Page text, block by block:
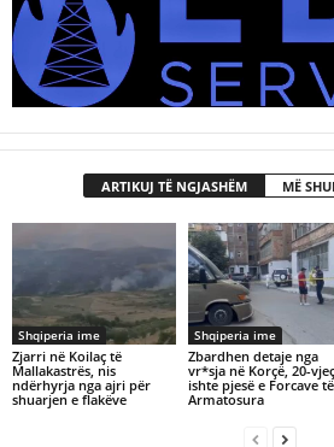
ARTIKUJ TË NGJASHËM MË
Shqiperia ime
Zjarri në Koilaç të
Mallakastrës, nis
ndërhyrja nga ajri për
shuarjen e flakëve
Shqiperia ime
Zbardhen detaje nga
vr*sja në Korçë, 20-
ishte pjesë e Forcave të
Armatosura